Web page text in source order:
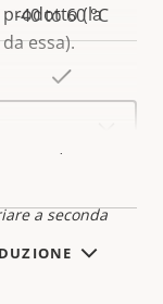
-40 to 60 °C
a seconda
prodotto (la
essa).